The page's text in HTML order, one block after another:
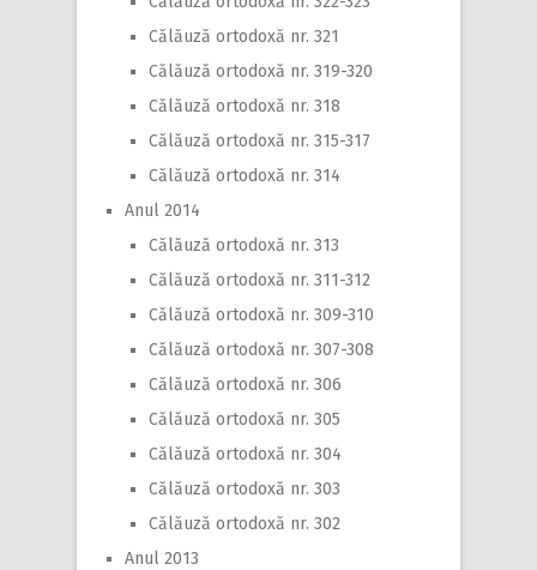
Călăuză ortodoxă nr. 321
Călăuză ortodoxă nr. 319-320
Călăuză ortodoxă nr. 318
Călăuză ortodoxă nr. 315-317
Călăuză ortodoxă nr. 314
Anul 2014
Călăuză ortodoxă nr. 313
Călăuză ortodoxă nr. 311-312
Călăuză ortodoxă nr. 309-310
Călăuză ortodoxă nr. 307-308
Călăuză ortodoxă nr. 306
Călăuză ortodoxă nr. 305
Călăuză ortodoxă nr. 304
Călăuză ortodoxă nr. 303
Călăuză ortodoxă nr. 302
Anul 2013